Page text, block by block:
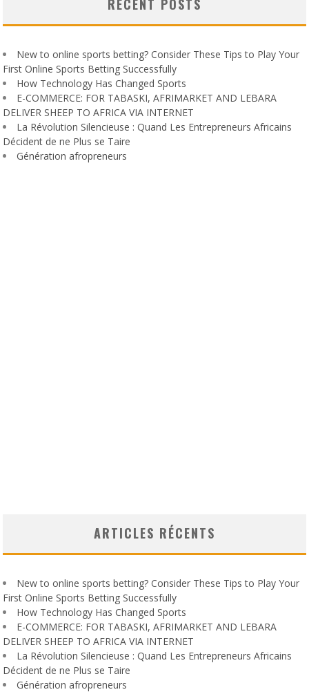
RECENT POSTS
New to online sports betting? Consider These Tips to Play Your
First Online Sports Betting Successfully
How Technology Has Changed Sports
E-COMMERCE: FOR TABASKI, AFRIMARKET AND LEBARA
DELIVER SHEEP TO AFRICA VIA INTERNET
La Révolution Silencieuse : Quand Les Entrepreneurs Africains
Décident de ne Plus se Taire
Génération afropreneurs
ARTICLES RÉCENTS
New to online sports betting? Consider These Tips to Play Your
First Online Sports Betting Successfully
How Technology Has Changed Sports
E-COMMERCE: FOR TABASKI, AFRIMARKET AND LEBARA
DELIVER SHEEP TO AFRICA VIA INTERNET
La Révolution Silencieuse : Quand Les Entrepreneurs Africains
Décident de ne Plus se Taire
Génération afropreneurs